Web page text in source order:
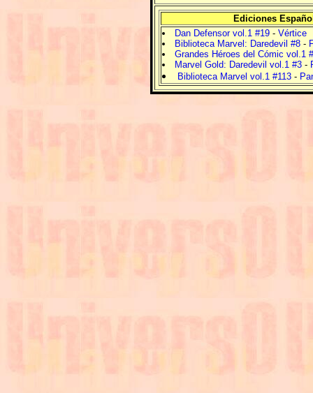
Ediciones
Dan Defensor vol.1 #19 -Vértice
Biblioteca Marvel: Daredevil #8 -
Grandes Héroes del Cómic vol.1
Marvel Gold: Daredevil vol.1 #3 -
Biblioteca Marvel vol.1 #113 -